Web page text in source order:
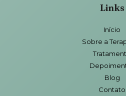
Links
Início
Sobre a
Blog
Contato